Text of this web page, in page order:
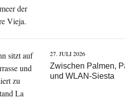
27. JULI 2026
Zwischen Palmen,
und WLAN-Siesta